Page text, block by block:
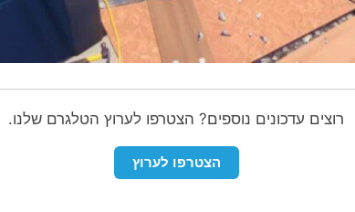
רוצים עדכונים נוספים? הצטרפו לערוץ הטלגרם שלנו.
הצטרפו לערוץ